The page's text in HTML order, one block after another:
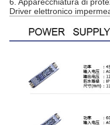
6. Apparecchiatura di
Driver elettronico